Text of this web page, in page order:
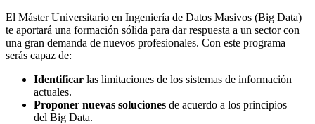
El Máster Universitario en Ingeniería de Datos Masivos (Big Data)
te aportará una formación sólida para dar respuesta a un sector con
una gran demanda de nuevos profesionales. Con este programa
serás capaz de:
Identificar las limitaciones de los sistemas de información
actuales.
Proponer nuevas soluciones de acuerdo a los principios
del Big Data.